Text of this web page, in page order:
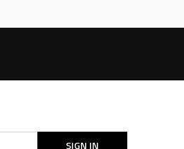
SIGN IN